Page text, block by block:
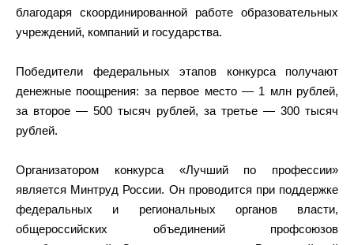
благодаря скоординированной работе образовательных
учреждений, компаний и государства.
Победители федеральных этапов конкурса получают
денежные поощрения: за первое место — 1 млн рублей,
за второе — 500 тысяч рублей, за третье — 300 тысяч
рублей.
Организатором конкурса «Лучший по профессии»
является Минтруд России. Он проводится при поддержке
федеральных и региональных органов власти,
общероссийских объединений профсоюзов